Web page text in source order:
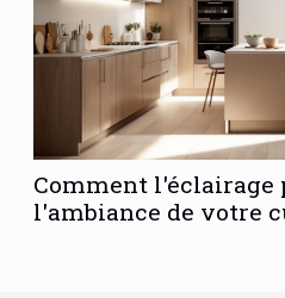
Comment
l'ambiance de votre